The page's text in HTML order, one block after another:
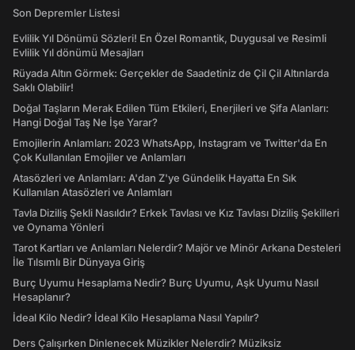
Son Depremler Listesi
Evlilik Yıl Dönümü Sözleri! En Özel Romantik, Duygusal ve Resimli
Evlilik Yıl dönümü Mesajları
Rüyada Altın Görmek: Gerçekler de Saadetiniz de Çil Çil Altınlarda
Saklı Olabilir!
Doğal Taşların Merak Edilen Tüm Etkileri, Enerjileri ve Şifa Alanları:
Hangi Doğal Taş Ne İşe Yarar?
Emojilerin Anlamları: 2023 WhatsApp, Instagram ve Twitter'da En
Çok Kullanılan Emojiler ve Anlamları
Atasözleri ve Anlamları: A'dan Z'ye Gündelik Hayatta En Sık
Kullanılan Atasözleri ve Anlamları
Tavla Diziliş Şekli Nasıldır? Erkek Tavlası ve Kız Tavlası Diziliş Şekilleri
ve Oynama Yönleri
Tarot Kartları ve Anlamları Nelerdir? Majör ve Minör Arkana Desteleri
İle Tılsımlı Bir Dünyaya Giriş
Burç Uyumu Hesaplama Nedir? Burç Uyumu, Aşk Uyumu Nasıl
Hesaplanır?
İdeal Kilo Nedir? İdeal Kilo Hesaplama Nasıl Yapılır?
Ders Çalışırken Dinlenecek Müzikler Nelerdir? Müziksiz